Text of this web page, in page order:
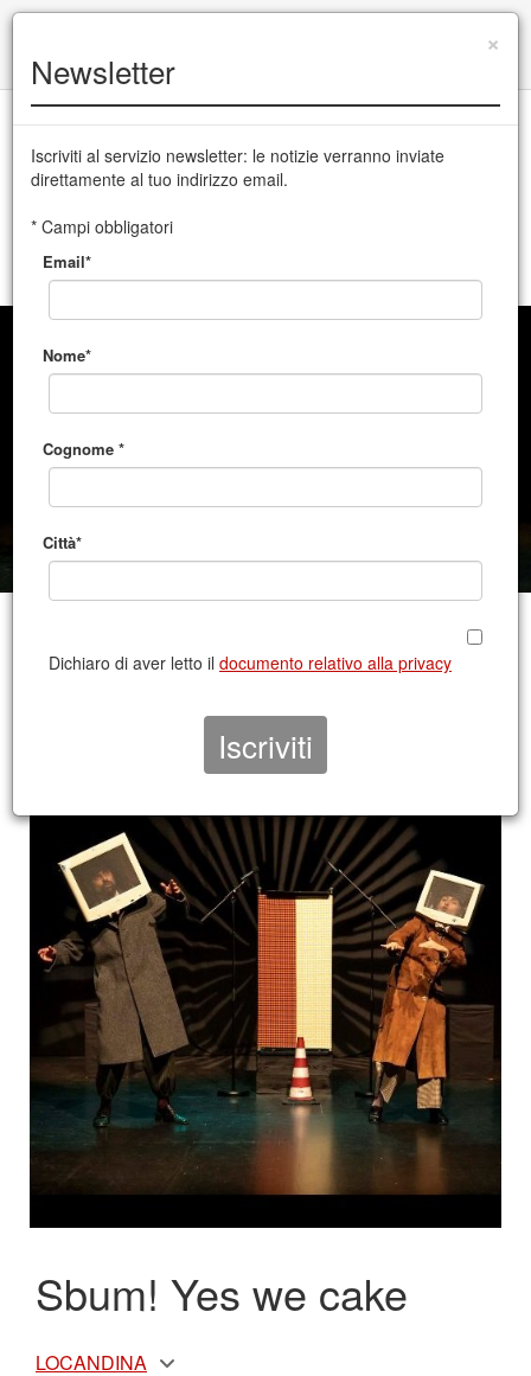
English version
CSS Teatro stabile di innovazione del Friuli Venezia Giulia
MENU
Sbum! Yes we cake
LOCANDINA
×
Newsletter
Iscriviti al servizio newsletter: le notizie verranno inviate
direttamente al tuo indirizzo email.
* Campi obbligatori
Email*
Nome*
Cognome *
Città*
Dichiaro di aver letto il documento relativo alla privacy